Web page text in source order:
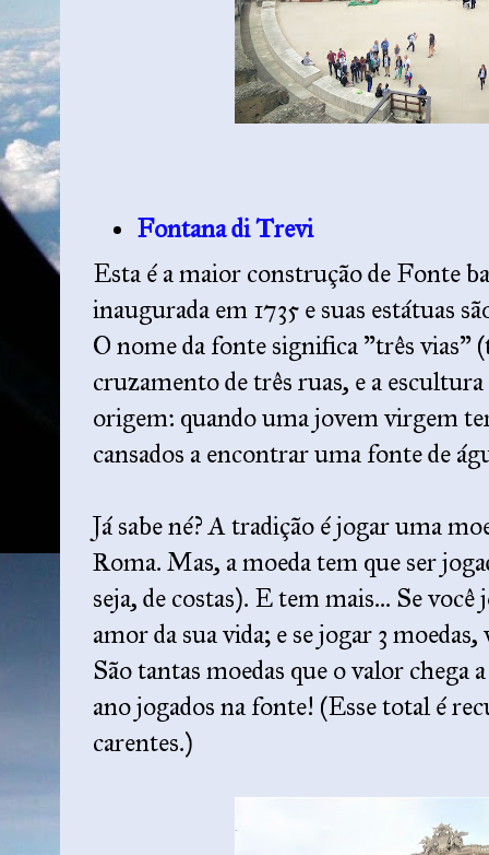
Fontana di Trevi
Esta é a maior construção de Fonte
inaugurada em 1735 e suas estátuas
O nome da fonte significa "três vias"
cruzamento de três ruas, e a
origem: quando uma jovem virgem
cansados a encontrar uma fonte de
Já sabe né? A tradição é jogar uma
Roma. Mas, a moeda tem que ser
seja, de costas). E tem mais... Se
amor da sua vida; e se jogar 3
São tantas moedas que o valor chega
ano jogados na fonte! (Esse total é
carentes.)